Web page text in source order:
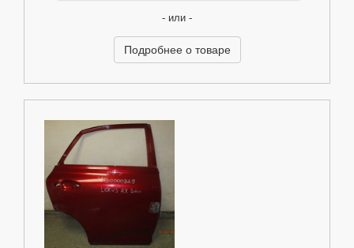
- или -
Подробнее о товаре